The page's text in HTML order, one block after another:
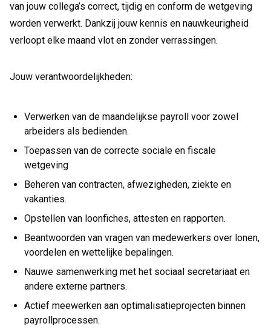
van jouw collega’s correct, tijdig en conform de wetgeving
worden verwerkt. Dankzij jouw kennis en nauwkeurigheid
verloopt elke maand vlot en zonder verrassingen.
Jouw verantwoordelijkheden:
Verwerken van de maandelijkse payroll voor zowel
arbeiders als bedienden.
Toepassen van de correcte sociale en fiscale
wetgeving
Beheren van contracten, afwezigheden, ziekte en
vakanties.
Opstellen van loonfiches, attesten en rapporten.
Beantwoorden van vragen van medewerkers over lonen,
voordelen en wettelijke bepalingen.
Nauwe samenwerking met het sociaal secretariaat en
andere externe partners.
Actief meewerken aan optimalisatieprojecten binnen
payrollprocessen.